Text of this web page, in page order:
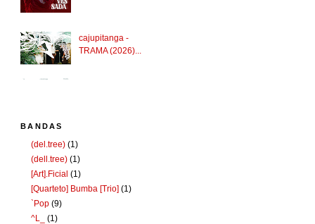
cajupitanga -
TRAMA (2026)...
BANDAS
(del.tree) (1)
(dell.tree) (1)
[Art].Ficial (1)
[Quarteto] Bumba [Trio] (1)
`Pop (9)
^L_
(1)